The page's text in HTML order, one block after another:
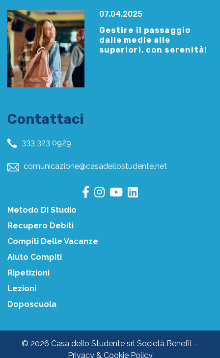
07.04.2025
Gestire il passaggio
dalle medie alle
superiori, con serenità!
Contattaci
333 323 0929
comunicazione@casadellostudente.net
Metodo Di Studio
Recupero Debiti
Compiti Delle Vacanze
Aiuto Compiti
Ripetizioni
Lezioni
Doposcuola
© 2026 Casa dello Studente srl Società Benefit –
Privacy & Cookie Policy